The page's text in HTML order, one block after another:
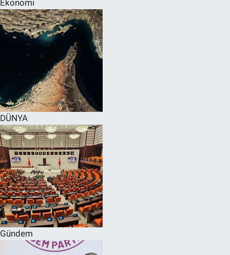
Ekonomi
DÜNYA
Gündem
SPOR
RESMİ İLANLAR